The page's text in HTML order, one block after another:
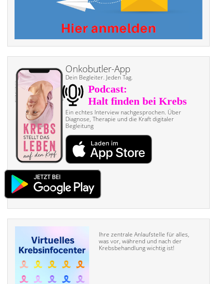
Onkobutler-App
Dein Begleiter. Jeden Tag.
Ein echtes Interview nach­gesprochen. Über
Diagnose, Therapie und die Kraft digitaler
Begleitung
Ihre zentrale Anlaufstelle für alles,
was vor, während und nach der
Krebsbehandlung wichtig ist!